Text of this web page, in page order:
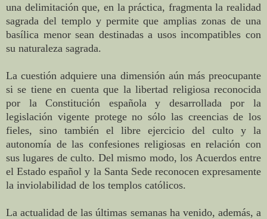
una delimitación que, en la práctica, fragmenta la realidad
sagrada del templo y permite que amplias zonas de una
basílica menor sean destinadas a usos incompatibles con
su naturaleza sagrada.
La cuestión adquiere una dimensión aún más preocupante
si se tiene en cuenta que la libertad religiosa reconocida
por la Constitución española y desarrollada por la
legislación vigente protege no sólo las creencias de los
fieles, sino también el libre ejercicio del culto y la
autonomía de las confesiones religiosas en relación con
sus lugares de culto. Del mismo modo, los Acuerdos entre
el Estado español y la Santa Sede reconocen expresamente
la inviolabilidad de los templos católicos.
La actualidad de las últimas semanas ha venido, además, a